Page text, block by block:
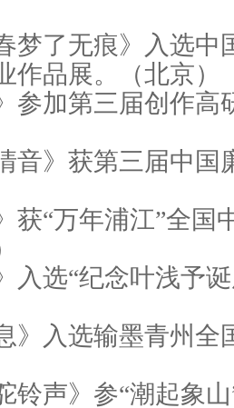
梦了无痕》入选中
作品展。（北京）
参加第三届创作高
音》获第三届中国
获“万年浦江”全国
入选“纪念叶浅予
》入选输墨青州全
铃声》参“潮起象